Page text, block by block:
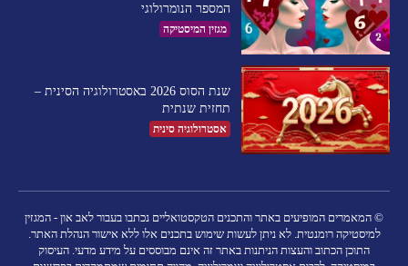
המספר הנומרולוגי
מגזין המיסטיקה
שנת הסוס 2026 באסטרולוגיה הסינית –
תחזית שנתית
אסטרולוגיה סינית
© המאמרים המופיעים באתר והתכנים הטקסטואליים נכתבו בעבור לאב און - המגזין
למיסטיקה רומנטית. לא ניתן לעשות שימוש בתכנים אלו ללא אישור הנהלת האתר.
התוכן הכתוב והעצות הניתנות באתר זה אינם מבוססים על מידע מדעי. העיסוק